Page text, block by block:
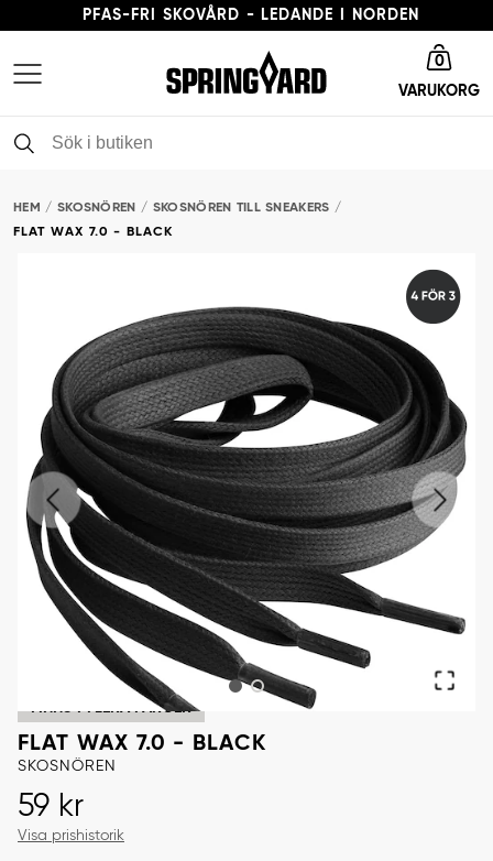
PFAS-FRI SKOVÅRD - LEDANDE I NORDEN
LEVERANSTID 3-5 ARBETSDAGAR
0
VARUKORG
HEM SKOSNÖREN
SKOSNÖREN TILL SNEAKERS
FLAT WAX 7.0 - BLACK
FLAT WAX 7.0 - BLACK
SKOSNÖREN
FINNS I FLERA FÄRGER
Pris: 59 kr
59 kr
Visa prishistorik